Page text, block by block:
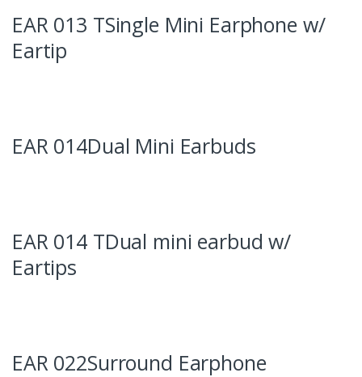
EAR 013 TSingle Mini Earphone w/
Eartip
EAR 014Dual Mini Earbuds
EAR 014 TDual mini earbud w/
Eartips
EAR 022Surround Earphone